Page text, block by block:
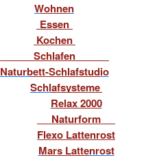
Wohnen
Essen
Kochen
Schlafen
Naturbett-Schlafstudio
Schlafsysteme
Relax 2000
Naturform
Flexo Lattenrost
Mars Lattenrost